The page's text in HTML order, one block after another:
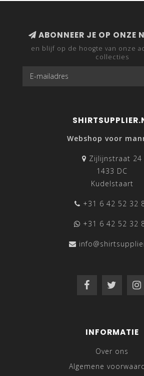
ABONNEER JE OP ONZE
en blijf op de hoogte van onze
collecties
Webshop voor
Zijlijnstraat 24
1433 DC
Kudelstaart
+31 6 42 52 32
+31 6 42 52 32
INFORMATIE
Over ons
Algemene